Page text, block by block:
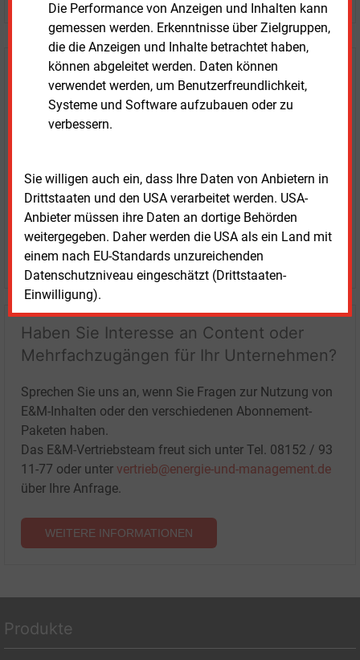
Die Performance von Anzeigen und Inhalten kann
gemessen werden. Erkenntnisse über Zielgruppen,
die die Anzeigen und Inhalte betrachtet haben,
können abgeleitet werden. Daten können
verwendet werden, um Benutzerfreundlichkeit,
Systeme und Software aufzubauen oder zu
verbessern.
Sie willigen auch ein, dass Ihre Daten von Anbietern in
Drittstaaten und den USA verarbeitet werden. USA-
Anbieter müssen ihre Daten an dortige Behörden
weitergegeben. Daher werden die USA als ein Land mit
einem nach EU-Standards unzureichenden
Datenschutzniveau eingeschätzt (Drittstaaten-
Einwilligung).
Login für Kunden
LOGIN
Haben Sie Interesse an Content oder
Mehrfachzugängen für Ihr Unternehmen?
Sprechen Sie uns an, wenn Sie Fragen zur Nutzung von
E&M-Inhalten oder den verschiedenen Abonnement-
Paketen haben.
Das E&M-Vertriebsteam freut sich unter Tel. 08152 / 93
11-77 oder unter vertrieb@energie-und-management.de
über Ihre Anfrage.
WEITERE INFORMATIONEN
Produkte